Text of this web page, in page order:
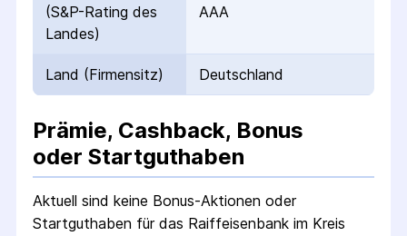
(S&P-Rating des
Landes)
AAA
Land (Firmensitz) Deutschland
Prämie, Cashback, Bonus
oder Startguthaben
Aktuell sind keine Bonus-Aktionen oder
Startguthaben für das Raiffeisenbank im Kreis